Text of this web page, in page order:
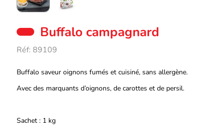
Buffalo campagnard
Réf: 89109
Description
Buffalo saveur oignons fumés et cuisiné, sans allergène.
Avec des marquants d’oignons, de carottes et de persil.
Sachet : 1 kg